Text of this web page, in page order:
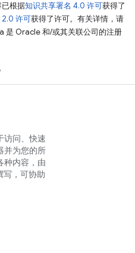
根据知识共享署名 4.0 许可获得了
许可获得了许可。有关详情，请
是 Oracle 和/或其关联公司的注册
访问、快速
并为您的所
种内容，由
写，可协助